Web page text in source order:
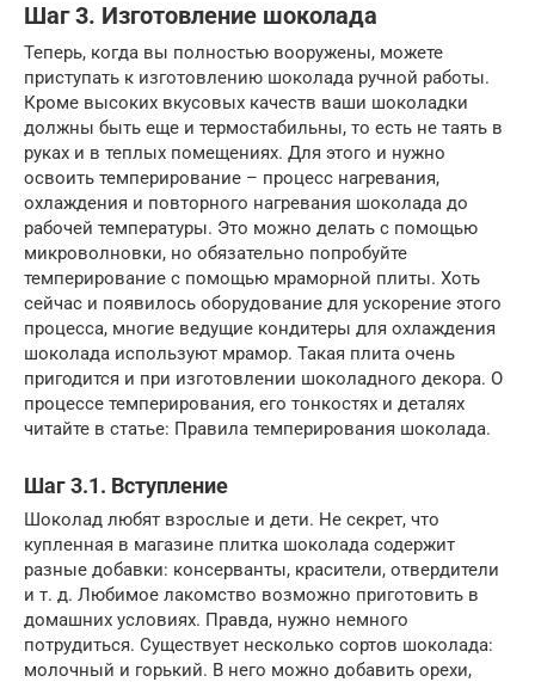
Шаг 3. Изготовление шоколада
Теперь, когда вы полностью вооружены, можете
приступать к изготовлению шоколада ручной работы.
Кроме высоких вкусовых качеств ваши шоколадки
должны быть еще и термостабильны, то есть не таять в
руках и в теплых помещениях. Для этого и нужно
освоить темперирование – процесс нагревания,
охлаждения и повторного нагревания шоколада до
рабочей температуры. Это можно делать с помощью
микроволновки, но обязательно попробуйте
темперирование с помощью мраморной плиты. Хоть
сейчас и появилось оборудование для ускорение этого
процесса, многие ведущие кондитеры для охлаждения
шоколада используют мрамор. Такая плита очень
пригодится и при изготовлении шоколадного декора. О
процессе темперирования, его тонкостях и деталях
читайте в статье: Правила темперирования шоколада.
Шаг 3.1. Вступление
Шоколад любят взрослые и дети. Не секрет, что
купленная в магазине плитка шоколада содержит
разные добавки: консерванты, красители, отвердители
и т. д. Любимое лакомство возможно приготовить в
домашних условиях. Правда, нужно немного
потрудиться. Существует несколько сортов шоколада:
молочный и горький. В него можно добавить орехи,